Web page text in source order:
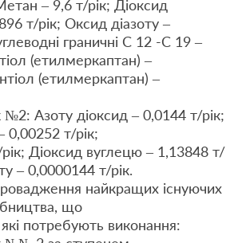
– 9,6 т/рік; Діоксид
т/рік; Оксид діазоту –
граничні С 12 -С 19 –
(етилмеркаптан) –
(етилмеркаптан) –
Азоту діоксид – 0,0144 т/рік;
т/рік;
Діоксид вуглецю – 1,13848 т/
– 0,0000144 т/рік.
найкращих існуючих
що
потребують виконання: